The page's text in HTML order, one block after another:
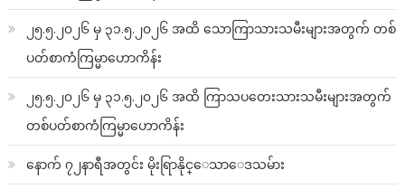
၂၅.၅.၂၀၂၆ မှ ၃၁.၅.၂၀၂၆ အထိ သောကြာသားသမီးများအတွက် တစ်
ပတ်စာကံကြမ္မာဟောကိန်း
၂၅.၅.၂၀၂၆ မှ ၃၁.၅.၂၀၂၆ အထိ ကြာသပတေးသားသမီးများအတွက်
တစ်ပတ်စာကံကြမ္မာဟောကိန်း
နောက် ၇၂နာရီအတွင်း မိုးရြာနိုင္ေသာေဒသမ်ား